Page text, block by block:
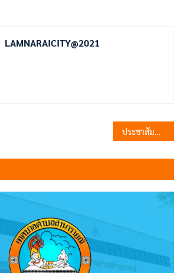
LAMNARAICITY@2021
ประชาสัมพันธ์การประชุมสภาเทศบาลตำบลลำนารายณ์ สมัยสามัญ สมัยที่ 3 ครั้งที่ 2 ประจำปี 2566